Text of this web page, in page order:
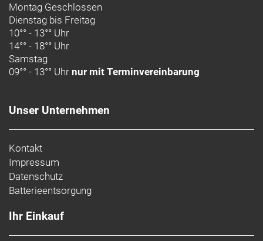
Montag Geschlossen
Dienstag bis Freitag
10°° - 13°° Uhr
14°° - 18°° Uhr
Samstag
09°° - 13°° Uhr nur mit Terminvereinbarung
Unser Unternehmen
Kontakt
Impressum
Datenschutz
Batterieentsorgung
Ihr Einkauf